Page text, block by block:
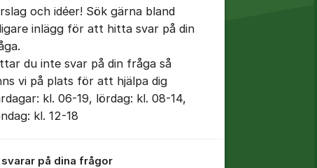
för inlägg/kommentar
och idéer! Sök gärna bland
inlägg för att hitta svar på din
du inte svar på din fråga så
vi på plats för att hjälpa dig
kl. 06-19, lördag: kl. 08-14,
kl. 12-18
på dina frågor